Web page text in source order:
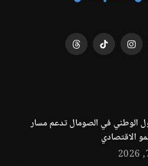
الانستغرامتيكتوك Threads
الوطني في الصومال تدعم مسار
الاقتصادي